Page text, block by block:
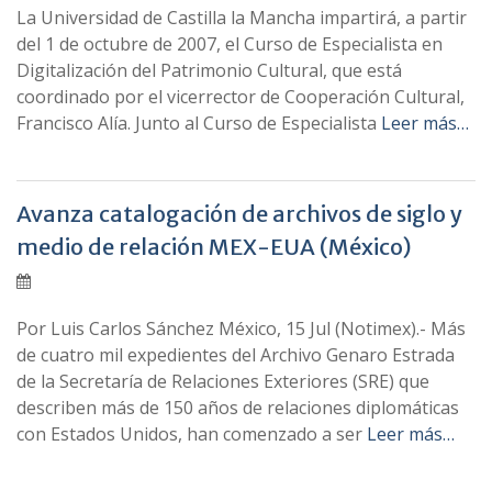
La Universidad de Castilla la Mancha impartirá, a partir
del 1 de octubre de 2007, el Curso de Especialista en
Digitalización del Patrimonio Cultural, que está
coordinado por el vicerrector de Cooperación Cultural,
Francisco Alí­a. Junto al Curso de Especialista Leer más…
Avanza catalogación de archivos de siglo y
medio de relación MEX-EUA (México)
Por Luis Carlos Sánchez México, 15 Jul (Notimex).- Más
de cuatro mil expedientes del Archivo Genaro Estrada
de la Secretarí­a de Relaciones Exteriores (SRE) que
describen más de 150 años de relaciones diplomáticas
con Estados Unidos, han comenzado a ser Leer más…